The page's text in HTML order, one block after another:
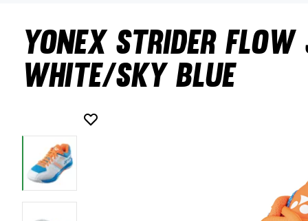
Yonex Strider
White/Sky Blue